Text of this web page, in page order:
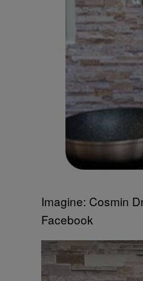
Imagine: Cosmin
Facebook